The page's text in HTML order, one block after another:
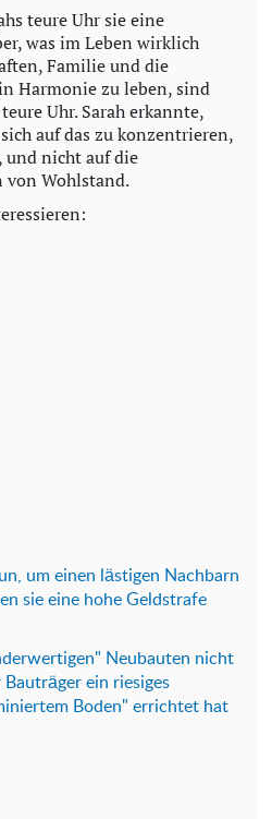
teure Uhr sie eine
was im Leben wirklich
Familie und die
Harmonie zu leben, sind
Uhr. Sarah erkannte,
auf das zu konzentrieren,
nicht auf die
von Wohlstand.
um einen lästigen Nachbarn
sie eine hohe Geldstrafe
Neubauten nicht
ein riesiges
Boden" errichtet hat